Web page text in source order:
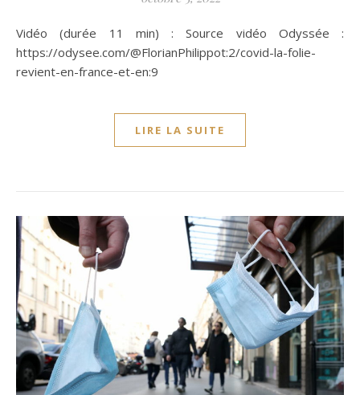
Vidéo (durée 11 min) : Source vidéo Odyssée :
https://odysee.com/@FlorianPhilippot:2/covid-la-folie-
revient-en-france-et-en:9
LIRE LA SUITE